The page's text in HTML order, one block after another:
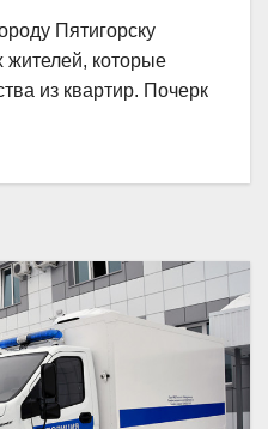
Пятигорску
жителей, которые
из квартир. Почерк